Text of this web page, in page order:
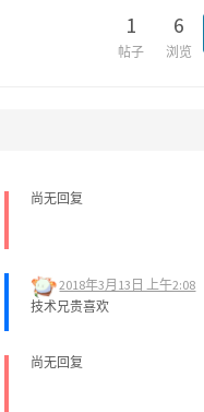
1
帖子
6
浏览
尚无回复
2018年3月13日 上午2:08
技术兄贵喜欢
尚无回复